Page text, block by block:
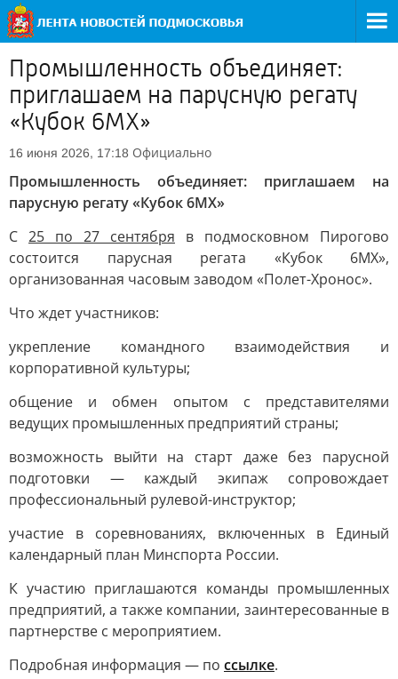
Промышленность объединяет:
приглашаем на парусную регату
«Кубок 6МХ»
16 июня 2026, 17:18 Официально
Промышленность объединяет: приглашаем на
парусную регату «Кубок 6МХ»
С 25 по 27 сентября в подмосковном Пирогово
состоится парусная регата «Кубок 6МХ»,
организованная часовым заводом «Полет-Хронос».
Что ждет участников:
укрепление командного взаимодействия и
корпоративной культуры;
общение и обмен опытом с представителями
ведущих промышленных предприятий страны;
возможность выйти на старт даже без парусной
подготовки — каждый экипаж сопровождает
профессиональный рулевой-инструктор;
участие в соревнованиях, включенных в Единый
календарный план Минспорта России.
К участию приглашаются команды промышленных
предприятий, а также компании, заинтересованные в
партнерстве с мероприятием.
Подробная информация — по ссылке.